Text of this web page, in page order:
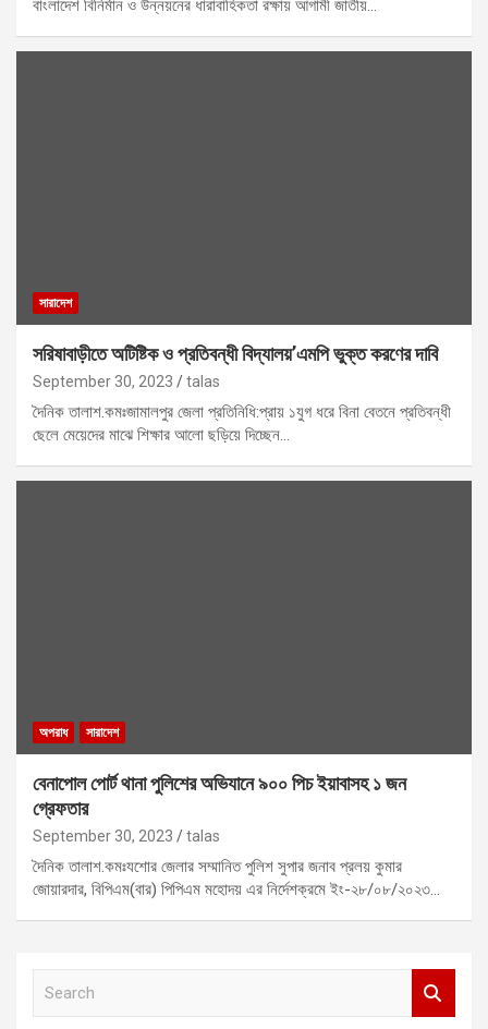
বাংলাদেশ বিনির্মান ও উন্নয়নের ধারাবাহিকতা রক্ষায় আগামী জাতীয়…
সারাদেশ
সরিষাবাড়ীতে অটিষ্টিক ও প্রতিবন্ধী বিদ্যালয়’এমপি ভুক্ত করণের দাবি
September 30, 2023 talas
দৈনিক তালাশ.কমঃজামালপুর জেলা প্রতিনিধি:প্রায় ১যুগ ধরে বিনা বেতনে প্রতিবন্ধী
ছেলে মেয়েদের মাঝে শিক্ষার আলো ছড়িয়ে দিচ্ছেন…
অপরাধ সারাদেশ
বেনাপোল পোর্ট থানা পুলিশের অভিযানে ৯০০ পিচ ইয়াবাসহ ১ জন
গ্রেফতার
September 30, 2023 talas
দৈনিক তালাশ.কমঃযশোর জেলার সম্মানিত পুলিশ সুপার জনাব প্রলয় কুমার
জোয়ারদার, বিপিএম(বার) পিপিএম মহোদয় এর নির্দেশক্রমে ইং-২৮/০৮/২০২৩…